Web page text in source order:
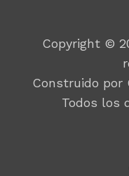
Copyright ©
Construido por
Todos los